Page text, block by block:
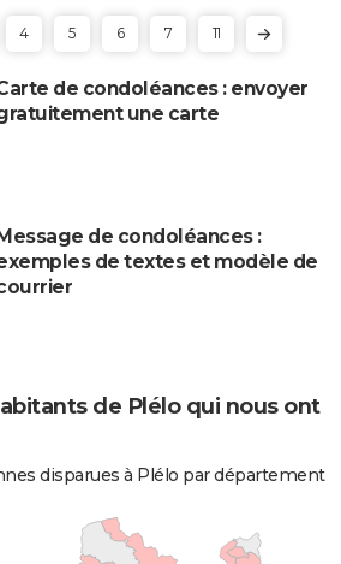
4 5 6 7 11
de condoléances : envoyer
une carte
de condoléances :
de textes et modèle de
de Plélo qui nous ont
disparues à Plélo par département